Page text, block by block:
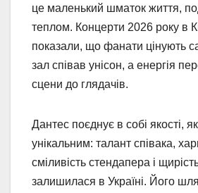
це маленький шматок життя,
теплом. Концерти 2026 року в
показали, що фанати цінують
зал співав унісон, а енергія
сцени до глядачів.
Дантес поєднує в собі якості,
унікальним: талант співака,
сміливість стендапера і
залишилася в Україні. Його